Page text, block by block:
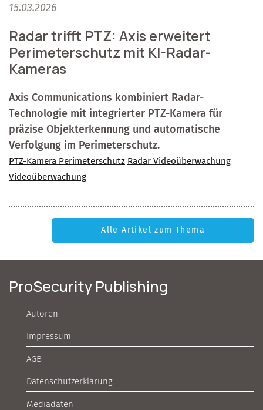
15.03.2026
Radar trifft PTZ: Axis erweitert
Perimeterschutz mit KI-Radar-
Kameras
Axis Communications kombiniert Radar-
Technologie mit integrierter PTZ-Kamera für
präzise Objekterkennung und automatische
Verfolgung im Perimeterschutz.
PTZ-Kamera Perimeterschutz Radar Videoüberwachung
Videoüberwachung
Alle Artikel zum Thema
ProSecurity Publishing
Autoren
Impressum
AGB
Datenschutzerklärung
Mediadaten